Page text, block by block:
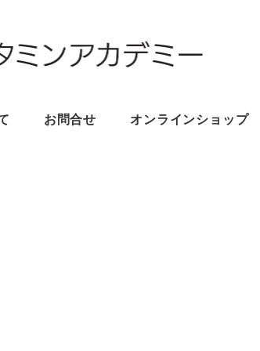
お問合せ オンラインショップ